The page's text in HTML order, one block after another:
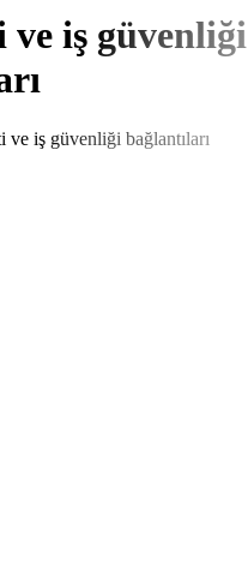
ve iş güvenliği
ve iş güvenliği bağlantıları